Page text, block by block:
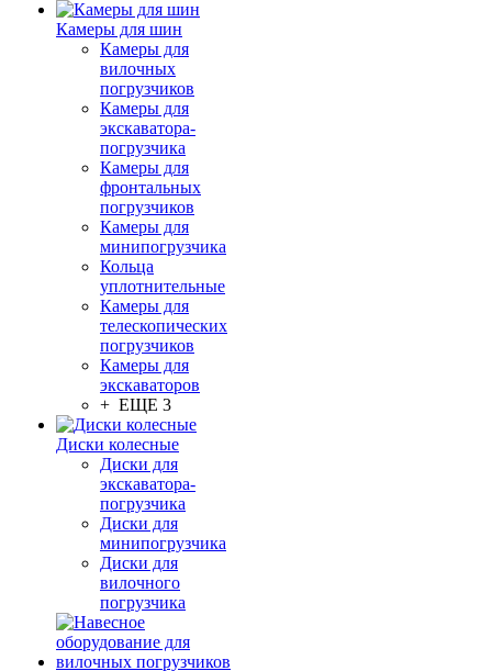
Камеры для шин
Камеры для
вилочных
погрузчиков
Камеры для
экскаватора-
погрузчика
Камеры для
фронтальных
погрузчиков
Камеры для
минипогрузчика
Кольца
уплотнительные
Камеры для
телескопических
погрузчиков
Камеры для
экскаваторов
+ ЕЩЕ 3
Диски колесные
Диски для
экскаватора-
погрузчика
Диски для
минипогрузчика
Диски для
вилочного
погрузчика